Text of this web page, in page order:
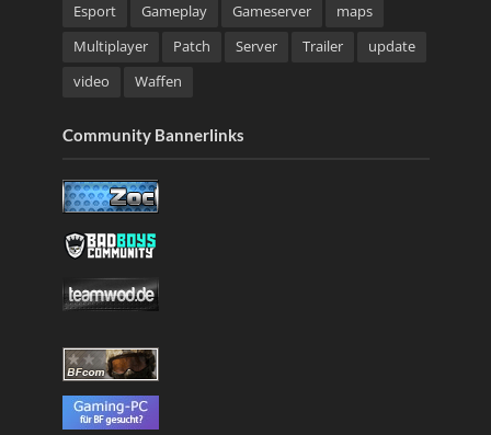
Esport
Gameplay Gameserver
maps
Multiplayer
Patch Server Trailer
update
video
Waffen
Community Bannerlinks